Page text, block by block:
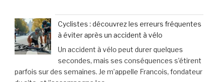
dommages
corporels »
votre
chien
halète,
bave
excessivement
et
Cyclistes : découvrez les erreurs fréquentes
à éviter après un accident à vélo
Un accident à vélo peut durer quelques
secondes, mais ses conséquences s’étirent
parfois sur des semaines. Je m’appelle Francois, fondateur